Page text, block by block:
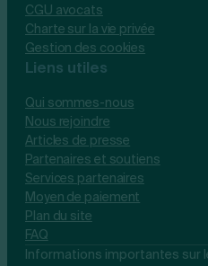
CGU avocats
Charte sur la vie privée
Gestion des cookies
Liens utiles
Qui sommes-nous
Nous rejoindre
Articles de presse
Partenaires et soutiens
Services partenaires
Moyen de paiement
Plan du site
FAQ
Informations importantes sur